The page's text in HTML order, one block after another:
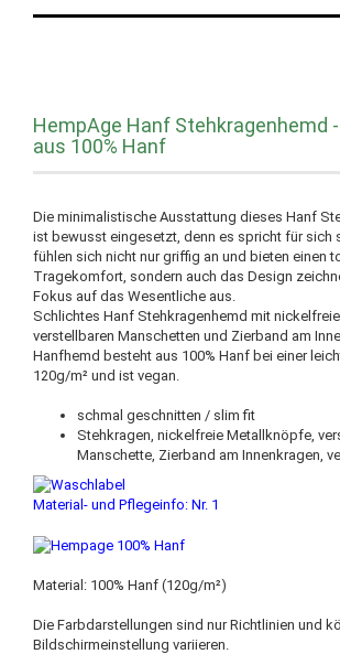
HempAge Hanf Stehkragenhemd
aus 100% Hanf
Die minimalistische Ausstattung dieses Hanf
ist bewusst eingesetzt, denn es spricht für sich
fühlen sich nicht nur griffig an und bieten einen
Tragekomfort, sondern auch das Design
Fokus auf das Wesentliche aus.
Schlichtes Hanf Stehkragenhemd mit
verstellbaren Manschetten und Zierband am
Hanfhemd besteht aus 100% Hanf bei einer
120g/m² und ist vegan.
schmal geschnitten / slim fit
Stehkragen, nickelfreie Metallknöpfe,
Manschette, Zierband am Innenkragen,
Material- und Pflegeinfo: Nr. 1
Material: 100% Hanf (120g/m²)
Die Farbdarstellungen sind nur Richtlinien und
Bildschirmeinstellung variieren.